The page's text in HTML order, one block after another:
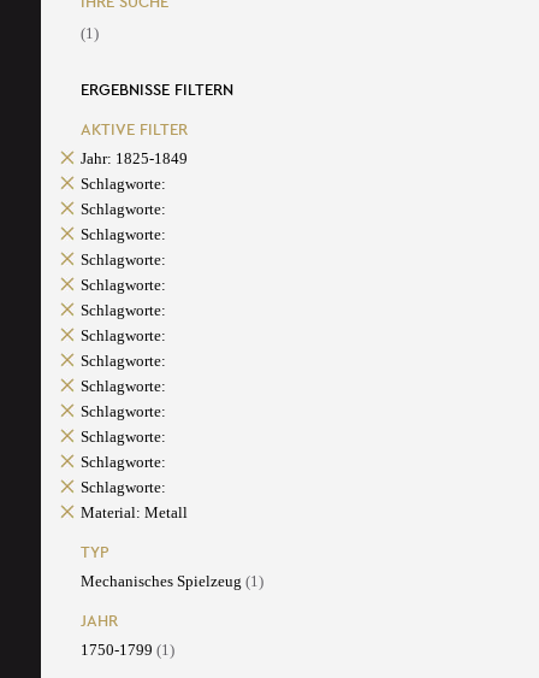
(1)
ERGEBNISSE FILTERN
AKTIVE FILTER
Jahr: 1825-1849
Schlagworte:
Schlagworte:
Schlagworte:
Schlagworte:
Schlagworte:
Schlagworte:
Schlagworte:
Schlagworte:
Schlagworte:
Schlagworte:
Schlagworte:
Schlagworte:
Schlagworte:
Material: Metall
TYP
Mechanisches Spielzeug (1)
JAHR
1750-1799 (1)